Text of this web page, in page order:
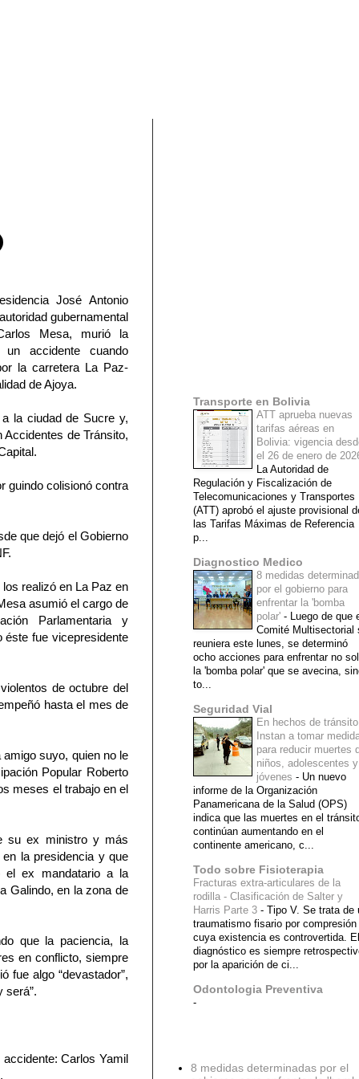
José Antonio
gubernamental
Mesa, murió la
accidente cuando
la carretera La Paz-
de Ajoya.
la ciudad de Sucre y,
de Tránsito,
guindo colisionó contra
que dejó el Gobierno
realizó en La Paz en
asumió el cargo de
Parlamentaria y
éste fue vicepresidente
de octubre del
hasta el mes de
suyo, quien no le
Popular Roberto
meses el trabajo en el
su ex ministro y más
la presidencia y que
el ex mandatario a la
Galindo, en la zona de
que la paciencia, la
en conflicto, siempre
fue algo “devastador”,
será”.
Carlos Yamil
Transporte en Bolivia
ATT aprueba nuevas
tarifas aéreas en
Bolivia: vigencia
el 26 de enero de
La Autoridad de
Regulación y Fiscalización de
Telecomunicaciones y Transportes
(ATT) aprobó el ajuste provisional
las Tarifas Máximas de Referencia
p...
Diagnostico Medico
8 medidas
por el gobierno para
enfrentar la 'bomba
polar' - Luego de que
Comité Multisectorial
reuniera este lunes, se determinó
ocho acciones para enfrentar no
la 'bomba polar' que se avecina,
to...
Seguridad Vial
En hechos de tránsito
Instan a tomar
para reducir muertes
niños, adolescentes y
jóvenes - Un nuevo
informe de la Organización
Panamericana de la Salud (OPS)
indica que las muertes en el
continúan aumentando en el
continente americano, c...
Todo sobre Fisioterapia
Fracturas extra-articulares de la
rodilla - Clasificación de Salter y
Harris Parte 3 - Tipo V. Se trata de
traumatismo fisario por compresión
cuya existencia es controvertida. El
diagnóstico es siempre
por la aparición de ci...
Odontologia Preventiva
-
8 medidas determinadas por el